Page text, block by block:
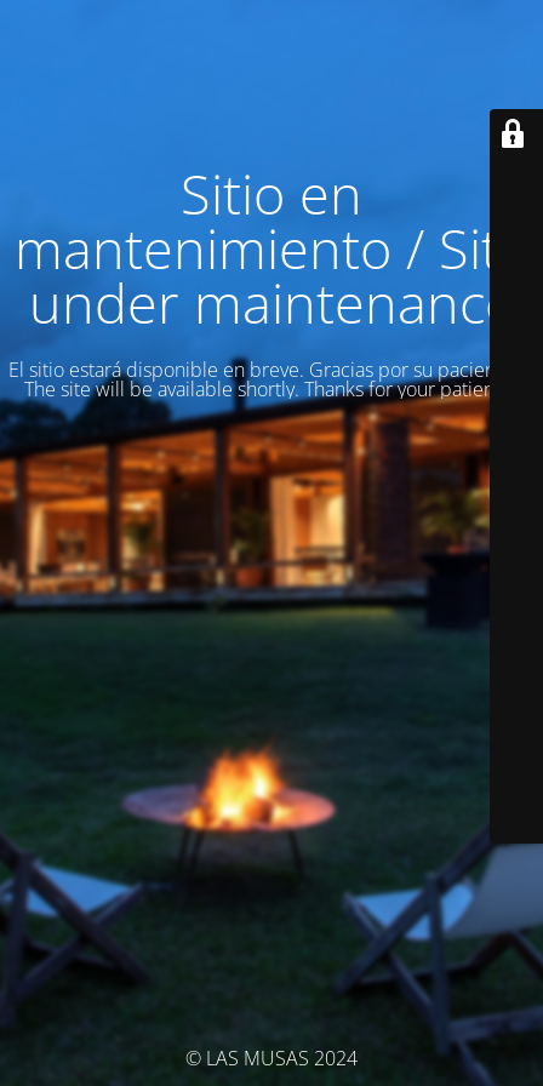
Sitio en
mantenimiento / Site
under maintenance
El sitio estará disponible en breve. Gracias por su paciencia! /
The site will be available shortly. Thanks for your patience!
© LAS MUSAS 2024